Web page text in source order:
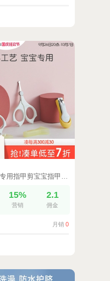
15%
营销
2.1
佣金
月销 0